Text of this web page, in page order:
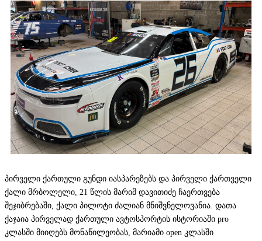
პირველი ქართული გუნდი იასპარეზებს და პირველი ქართველი
ქალი მრბოლელი, 21 წლის მარიმ დავითიძე ჩაერთვება
შეჯიბრებაში, ქალი პილოტი ძალიან მნიშვნელოვანია. დათა
ქაჯაია პირველად ქართული ავტოსპორტის ისტორიაში pro
კლასში მიიღებს მონაწილეობას, მარიამი open კლასში